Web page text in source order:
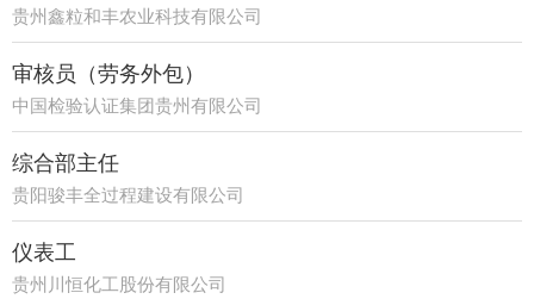
贵州鑫粒和丰农业科技有限公司
审核员（劳务外包）
中国检验认证集团贵州有限公司
综合部主任
贵阳骏丰全过程建设有限公司
仪表工
贵州川恒化工股份有限公司